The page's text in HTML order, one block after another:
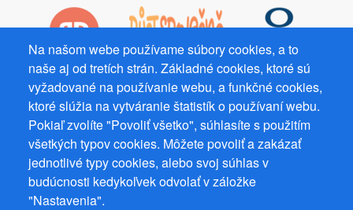
Na našom webe používame súbory cookies, a to
naše aj od tretích strán. Základné cookies, ktoré sú
vyžadované na používanie webu, a funkčné cookies,
ktoré slúžia na vytváranie štatistík o používaní webu.
Pokiaľ zvolíte "Povoliť všetko", súhlasíte s použitím
všetkých typov cookies. Môžete povoliť a zakázať
jednotlivé typy cookies, alebo svoj súhlas v
budúcnosti kedykoľvek odvolať v záložke
"Nastavenia".
Prevádzkovateľ: Mgr. Bc. Žaneta Radimecká, MBA, Ostrov 256, 561
22 Ostrov, IČ 08993033, DIČ CZ9161263958
© 2026 PuzzleWebss.r.o.